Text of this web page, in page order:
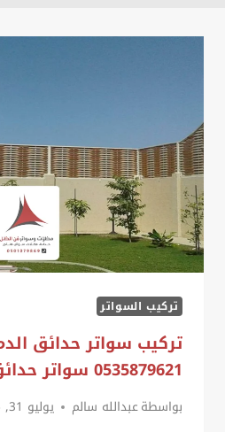
تركيب السواتر
تركيب سواتر حدائق
0535879621 سواتر حدائق منزلية الخبر
بواسطةعبدالله سالم يوليو 31, 2026